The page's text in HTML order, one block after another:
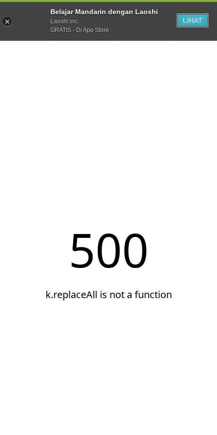
Belajar Mandarin dengan Laoshi
Laoshi inc.
GRATIS - Di App Store
LIHAT
500
k.replaceAll is not a function